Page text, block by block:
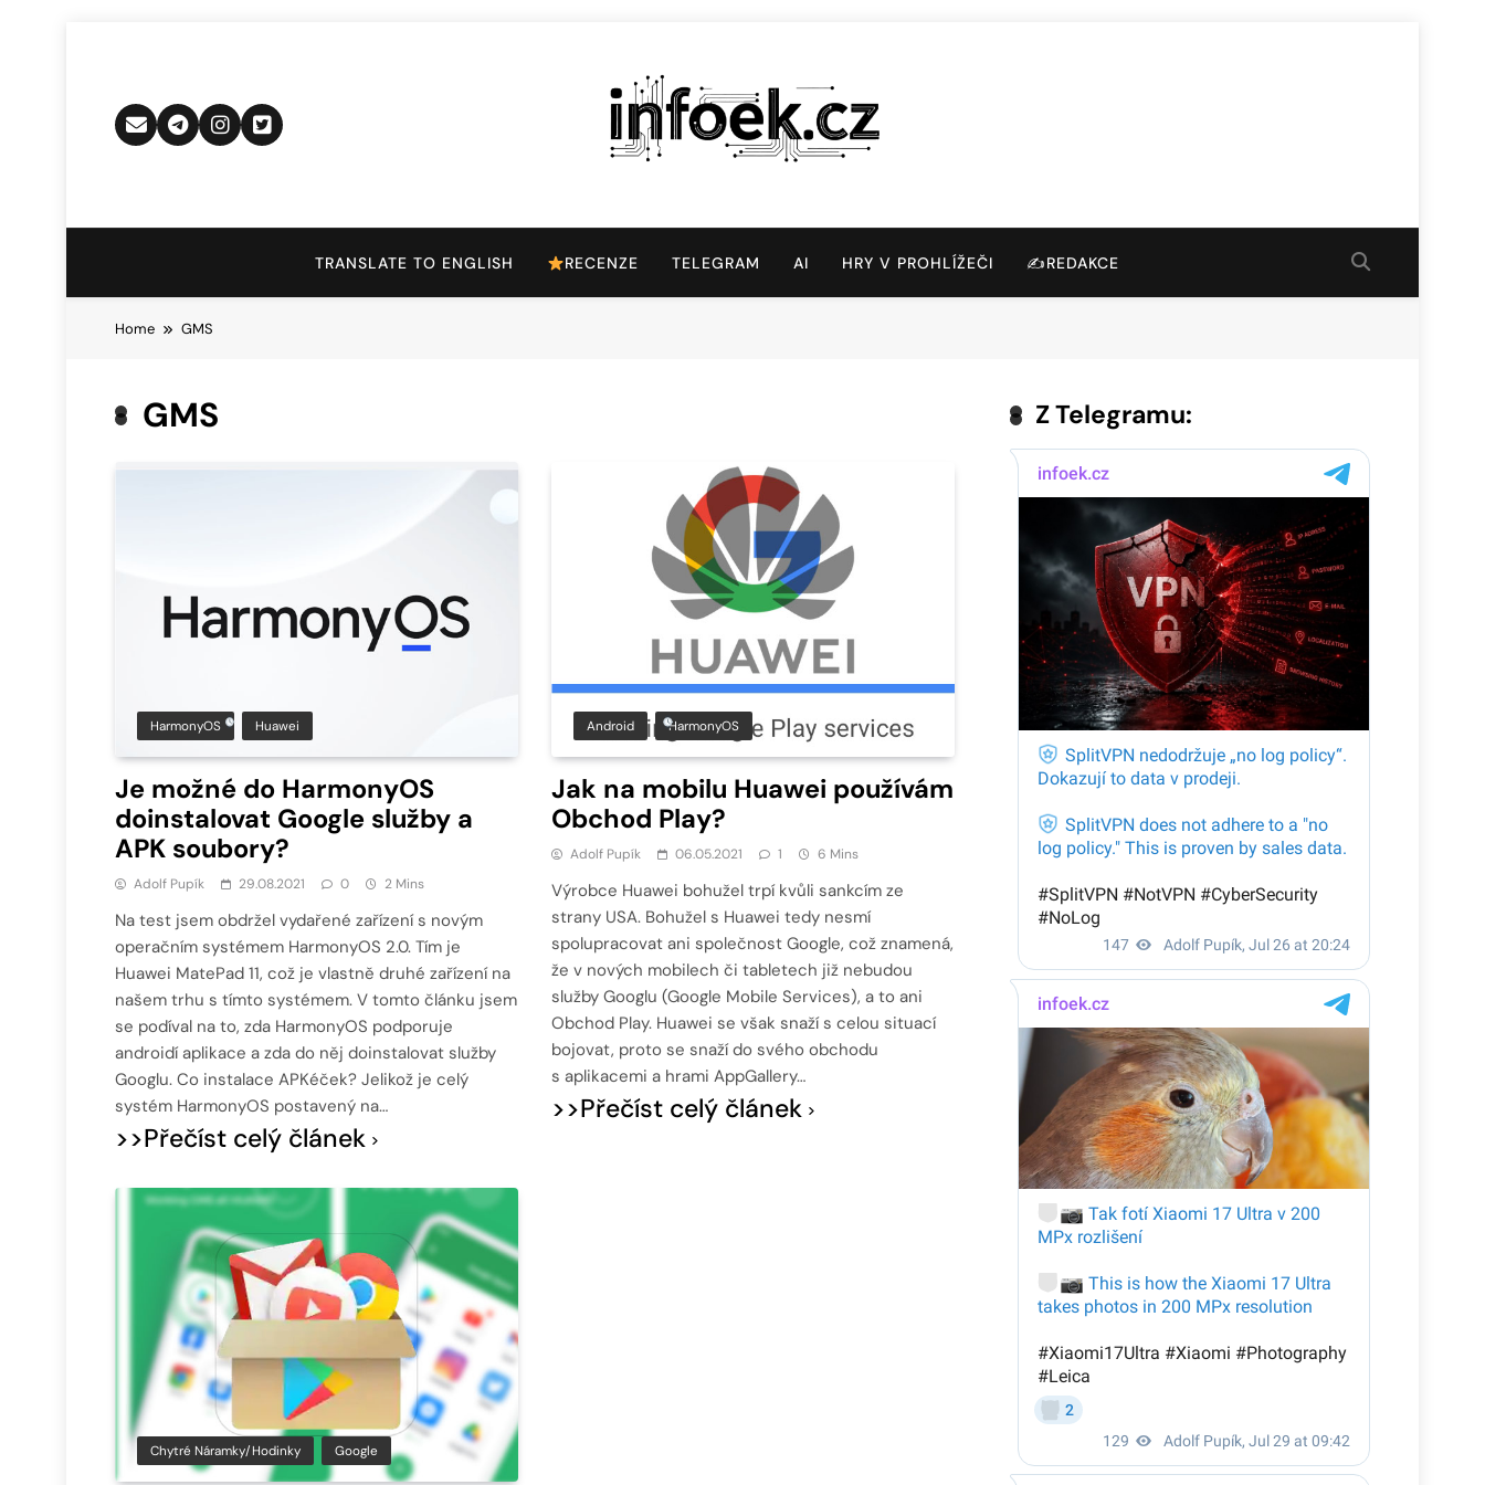
Infoek.cz
TRANSLATE TO ENGLISH RECENZE TELEGRAM AI HRY V PROHLÍŽEČI ✍️REDAKCE
Home GMS
GMS
HarmonyOS Huawei
Je možné do HarmonyOS
doinstalovat Google služby a
APK soubory?
Adolf Pupík 29.08.2021 0 2 Mins
Na test jsem obdržel vydařené zařízení s novým
operačním systémem HarmonyOS 2.0. Tím je
Huawei MatePad 11, což je vlastně druhé zařízení na
našem trhu s tímto systémem. V tomto článku jsem
se podíval na to, zda HarmonyOS podporuje
androidí aplikace a zda do něj doinstalovat služby
Googlu. Co instalace APKéček? Jelikož je celý
systém HarmonyOS postavený na…
>>Přečíst celý článek
Android HarmonyOS
Jak na mobilu Huawei používám
Obchod Play?
Adolf Pupík 06.05.2021 1 6 Mins
Výrobce Huawei bohužel trpí kvůli sankcím ze
strany USA. Bohužel s Huawei tedy nesmí
spolupracovat ani společnost Google, což znamená,
že v nových mobilech či tabletech již nebudou
služby Googlu (Google Mobile Services), a to ani
Obchod Play. Huawei se však snaží s celou situací
bojovat, proto se snaží do svého obchodu
s aplikacemi a hrami AppGallery…
>>Přečíst celý článek
Chytré Náramky/hodinky Google
Z Telegramu: